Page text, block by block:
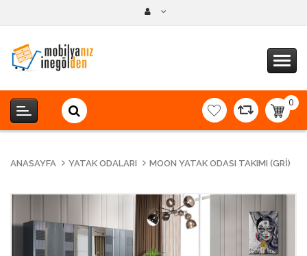
0
-
ANASAYFA YATAK ODALARI MOON YATAK ODASI TAKIMI (GRI)